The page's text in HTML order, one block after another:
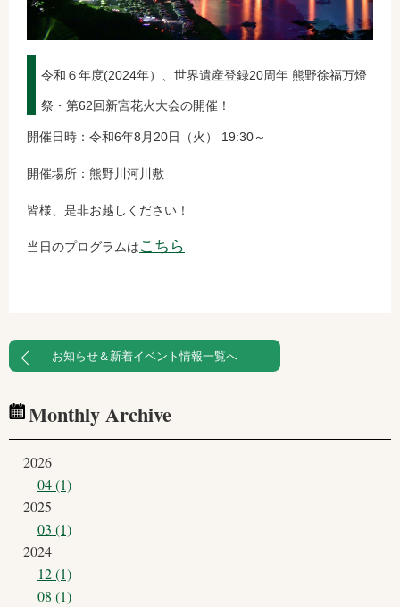
令和６年度(2024年）、世界遺産登録20周年 熊野徐福万燈
祭・第62回新宮花火大会の開催！
開催日時：令和6年8月20日（火） 19:30～
開催場所：熊野川河川敷
皆様、是非お越しください！
当日のプログラムはこちら
お知らせ＆新着イベント情報一覧へ
Monthly Archive
2026
04 (1)
2025
03 (1)
2024
12 (1)
08 (1)